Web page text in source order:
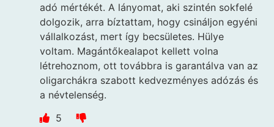
adó mértékét. A lányomat, aki szintén sokfelé
dolgozik, arra bíztattam, hogy csináljon egyéni
vállalkozást, mert így becsületes. Hülye
voltam. Magántőkealapot kellett volna
létrehoznom, ott továbbra is garantálva van az
oligarchákra szabott kedvezményes adózás és
a névtelenség.
5